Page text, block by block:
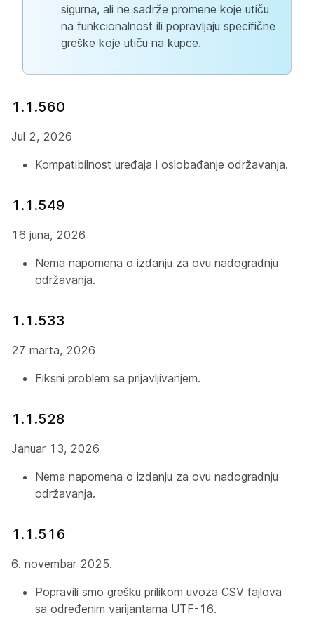
sigurna, ali ne sadrže promene koje utiču
na funkcionalnost ili popravljaju specifične
greške koje utiču na kupce.
1.1.560
Jul 2, 2026
Kompatibilnost uređaja i oslobađanje održavanja.
1.1.549
16 juna, 2026
Nema napomena o izdanju za ovu nadogradnju
održavanja.
1.1.533
27 marta, 2026
Fiksni problem sa prijavljivanjem.
1.1.528
Januar 13, 2026
Nema napomena o izdanju za ovu nadogradnju
održavanja.
1.1.516
6. novembar 2025.
Popravili smo grešku prilikom uvoza CSV fajlova
sa određenim varijantama UTF-16.